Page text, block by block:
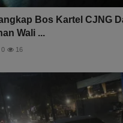
Bos Kartel CJNG
Wali ...
0 16